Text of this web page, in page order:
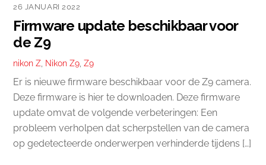
26 JANUARI 2022
Firmware update beschikbaar voor
de Z9
nikon Z, Nikon Z9,Z9
Er is nieuwe firmware beschikbaar voor de Z9 camera.
Deze firmware is hier te downloaden. Deze firmware
update omvat de volgende verbeteringen: Een
probleem verholpen dat scherpstellen van de camera
op gedetecteerde onderwerpen verhinderde tijdens […]